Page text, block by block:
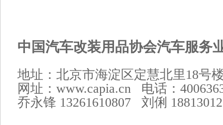
中国汽车改装用品协会汽车服务
地址：北京市海淀区定慧北里18号
网址：www.capia.cn 电话：
乔永锋 13261610807 刘俐